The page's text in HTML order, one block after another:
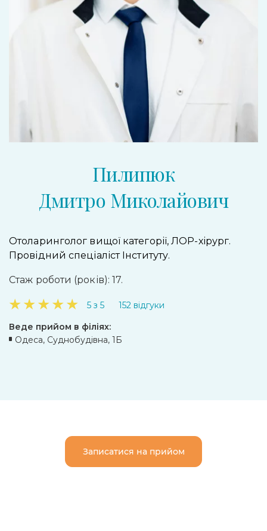
Пилипюк
Дмитро Миколайович
Отоларинголог вищої категорії, ЛОР-хірург.
Провідний спеціаліст Інституту.
Стаж роботи (років): 17.
★★★★★ 5 з 5
152 відгуки
Веде прийом в філіях:
Одеса, Суднобудівна, 1Б
Записатися на прийом